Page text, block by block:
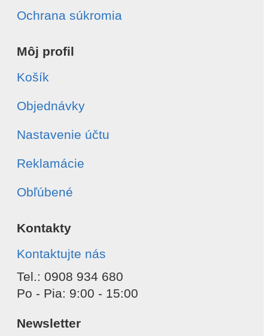
Ochrana súkromia
Môj profil
Košík
Objednávky
Nastavenie účtu
Reklamácie
Obľúbené
Kontakty
Kontaktujte nás
Tel.: 0908 934 680
Po - Pia: 9:00 - 15:00
Newsletter